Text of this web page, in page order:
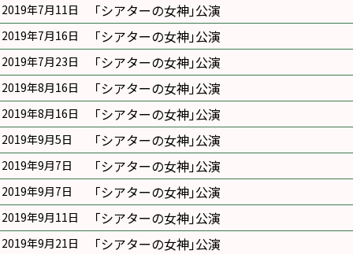
2019年7月11日 ｢シアターの女神｣公演
2019年7月16日 ｢シアターの女神｣公演
2019年7月23日 ｢シアターの女神｣公演
2019年8月16日 ｢シアターの女神｣公演
2019年8月16日 ｢シアターの女神｣公演
2019年9月5日 ｢シアターの女神｣公演
2019年9月7日 ｢シアターの女神｣公演
2019年9月7日 ｢シアターの女神｣公演
2019年9月11日 ｢シアターの女神｣公演
2019年9月21日 ｢シアターの女神｣公演